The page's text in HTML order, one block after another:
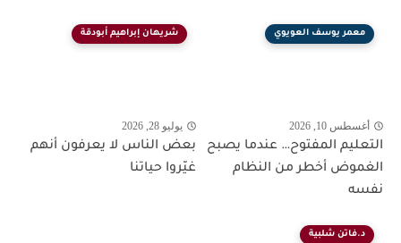
معمر يوسف العويوي
أغسطس 10, 2026
التعليم المفتوح… عندما يصبح
الغموض أخطر من النظام
نفسه
شريهان إبراهيم أبودقة
يوليو 28, 2026
بعض الناس لا يعرفون أنهم
غيّروا حياتنا
د.فاتن شلبية